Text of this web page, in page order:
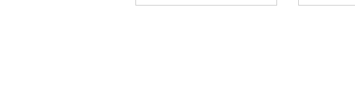
товар
300руб.
товар